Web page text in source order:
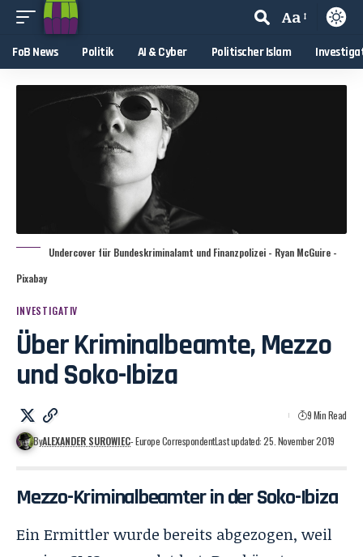
Aa
FoB News Politik AI & Cyber Politischer Islam
Undercover für Bundeskriminalamt und Finanzpolizei - Ryan McGuire -
Pixabay
INVESTIGATIV
Über Kriminalbeamte, Mezzo
und Soko-Ibiza
ByALEXANDER SUROWIEC- Europe CorrespondentLast updated: 25. November 2019
9 Min Read
Mezzo-Kriminalbeamter in der Soko-Ibiza
Ein Ermittler wurde bereits abgezogen, weil